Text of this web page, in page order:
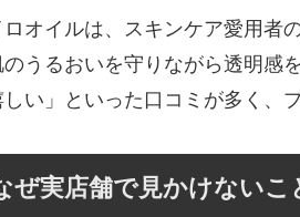
オイルは、スキンケア愛用者
のうるおいを守りながら透明感
しい」といった口コミが多く、
ぜ実店舗で見かけないこ